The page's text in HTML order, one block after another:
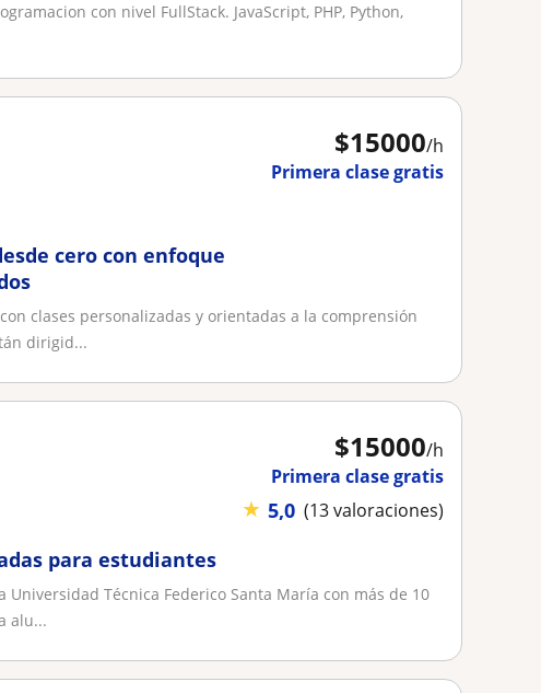
con nivel FullStack. JavaScript, PHP, Python,
$15000/h
Primera clase gratis
cero con enfoque
clases personalizadas y orientadas a la comprensión
dirigid...
$15000/h
Primera clase gratis
★ 5,0 (13 valoraciones)
para estudiantes
Técnica Federico Santa María con más de 10
alu...